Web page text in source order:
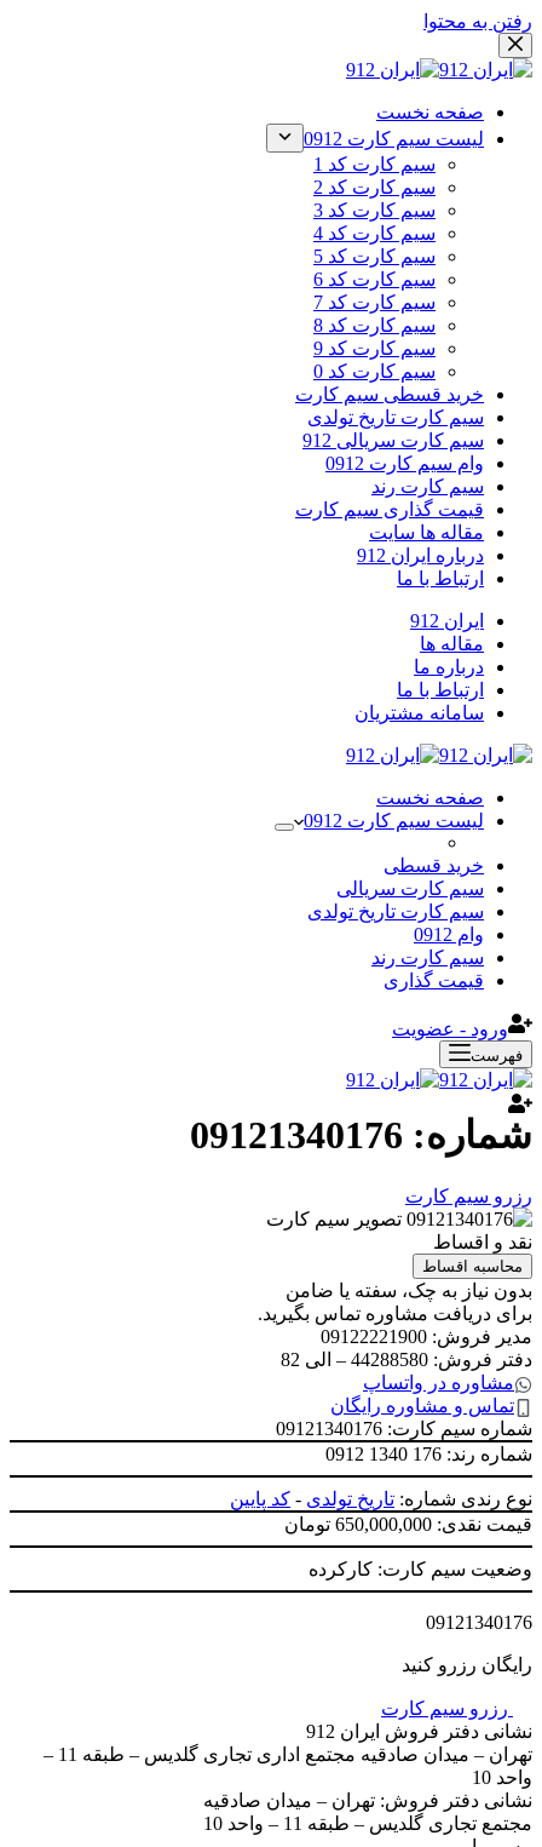
رفتن به محتوا
صفحه نخست
لیست سیم کارت 0912
سیم کارت کد 1
سیم کارت کد 2
سیم کارت کد 3
سیم کارت کد 4
سیم کارت کد 5
سیم کارت کد 6
سیم کارت کد 7
سیم کارت کد 8
سیم کارت کد 9
سیم کارت کد 0
خرید قسطی سیم کارت
سیم کارت تاریخ تولدی
سیم کارت سریالی 912
وام سیم کارت 0912
سیم کارت رند
قیمت گذاری سیم کارت
مقاله ها سایت
درباره ایران 912
ارتباط با ما
ایران 912
مقاله ها
درباره ما
ارتباط با ما
سامانه مشتریان
صفحه نخست
لیست سیم کارت 0912
خرید قسطی
سیم کارت سریالی
سیم کارت تاریخ تولدی
وام 0912
سیم کارت رند
قیمت گذاری
ورود - عضویت
فهرست
شماره: 09121340176
رزرو سیم کارت
نقد و اقساط
محاسبه اقساط
بدون نیاز به چک، سفته یا ضامن
برای دریافت مشاوره تماس بگیرید.
مدیر فروش: 09122221900
دفتر فروش: 44288580 – الی 82
مشاوره در واتساپ
تماس و مشاوره رایگان
شماره سیم کارت: 09121340176
شماره رند: 0912 1340 176
نوع رندی شماره: تاریخ تولدی - کد پایین
قیمت نقدی: 650,000,000 تومان
وضعیت سیم کارت: کارکرده
09121340176
رایگان رزرو کنید
رزرو سیم کارت
نشانی دفتر فروش ایران 912
تهران – میدان صادقیه مجتمع اداری تجاری گلدیس – طبقه 11 –
واحد 10
نشانی دفتر فروش: تهران – میدان صادقیه
مجتمع تجاری گلدیس – طبقه 11 – واحد 10